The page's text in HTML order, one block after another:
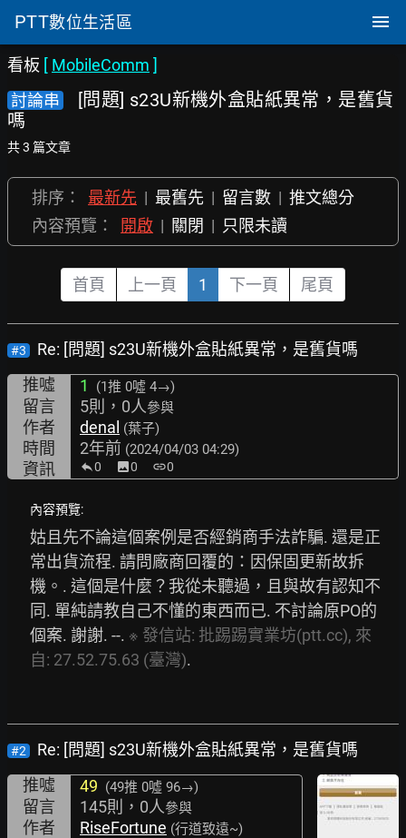
PTT數位生活區
看板 [ MobileComm ]
討論串
[問題] s23U新機外盒貼紙異常，是舊貨
嗎
共 3 篇文章
排序： 最新先 | 最舊先 | 留言數 | 推文總分
內容預覽：
開啟 | 關閉 | 只限未讀
首頁 上一頁 1 下一頁 尾頁
#3
Re: [問題] s23U新機外盒貼紙異常，是舊貨嗎
推噓
1 (1推 0噓 4→)
留言 5則，0人參與
作者 denal (葉子)
時間 2年前 (2024/04/03 04:29)
資訊 0 image0 link0
內容預覽:
姑且先不論這個案例是否經銷商手法詐騙. 還是正
常出貨流程. 請問廠商回覆的：因保固更新故拆
機。. 這個是什麼？我從未聽過，且與故有認知不
同. 單純請教自己不懂的東西而已. 不討論原PO的
個案. 謝謝. --. ※ 發信站: 批踢踢實業坊(ptt.cc), 來
自: 27.52.75.63 (臺灣).
#2
Re: [問題] s23U新機外盒貼紙異常，是舊貨嗎
推噓
49 (49推 0噓 96→)
留言 145則，0人參與
作者 RiseFortune (行道致遠~)